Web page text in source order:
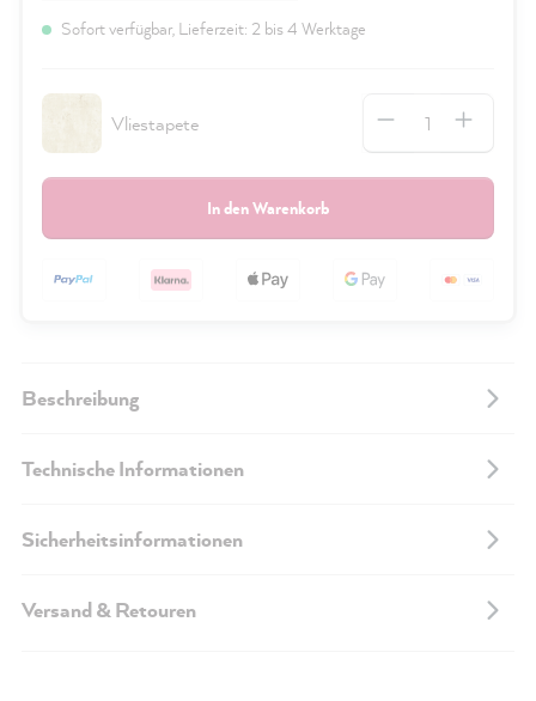
Sofort verfügbar, Lieferzeit: 2 bis 4 Werktage
Vliestapete
In den Warenkorb
Beschreibung
Technische Informationen
Sicherheitsinformationen
Versand & Retouren